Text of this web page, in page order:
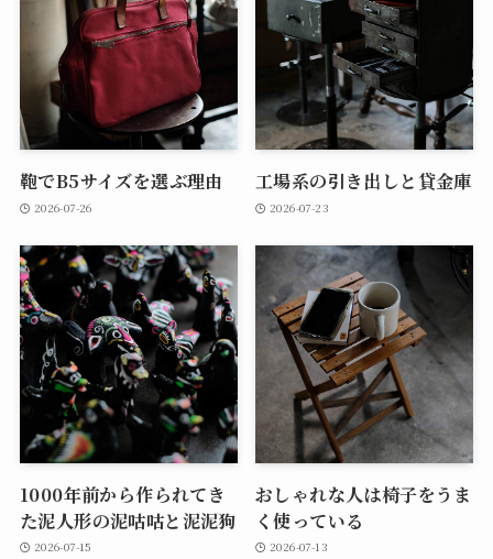
鞄でB5サイズを選ぶ理由
2026-07-26
工場系の引き出しと貸金庫
2026-07-23
1000年前から作られてき
た泥人形の泥咕咕と泥泥狗
2026-07-15
おしゃれな人は椅子をうま
く使っている
2026-07-13